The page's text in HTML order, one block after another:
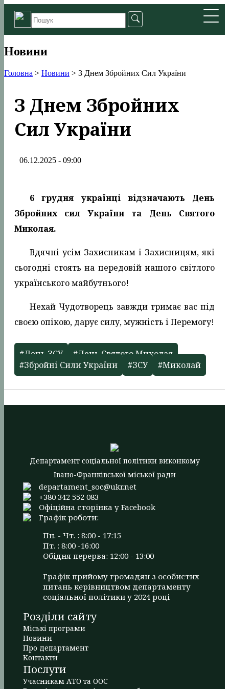
Новини
Головна > Новини > З Днем Збройних Сил України
З Днем Збройних
Сил України
06.12.2025 - 09:00
6 грудня українці відзначають День
Збройних сил України та День Святого
Миколая.
Вдячні усім Захисникам і Захисницям, які
сьогодні стоять на передовій нашого світлого
українського майбутнього!
Нехай Чудотворець завжди тримає вас під
своєю опікою, дарує силу, мужність і Перемогу!
#День ЗСУ
#День Святого Миколая
#Збройні Сили України
#ЗСУ #Миколай
Департамент соціальної політики виконкому
Івано-Франківської міської ради
departament_soc@ukr.net
+380 342 552 083
Офіційна сторінка у Facebook
Графік роботи:
Пн. - Чт. : 8:00 - 17:15
Пт. : 8:00 -16:00
Обідня перерва: 12:00 - 13:00
Графік прийому громадян з особистих
питань керівництвом департаменту
соціальної політики у 2024 році
Розділи сайту
Міські програми
Новини
Про департамент
Контакти
Послуги
Учасникам АТО та ООС